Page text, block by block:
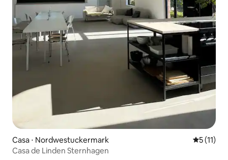
Casa ⋅ Nordwestuckermark 5 de uma
5 (11)
Casa de Linden Sternhagen